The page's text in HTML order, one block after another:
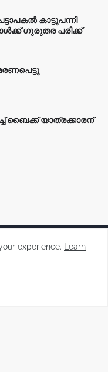
കാട്ടുപന്നി
ഗുരുതര പരിക്ക്
ബൈക്ക് യാത്രക്കാരന്
experience.
Learn